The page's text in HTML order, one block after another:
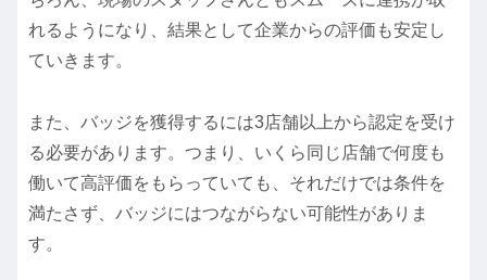
れるようになり、結果として企業からの評価も安定し
ていきます。
また、バッジを獲得するには3店舗以上から認定を受け
る必要があります。つまり、いくら同じ店舗で何度も
働いて高評価をもらっていても、それだけでは条件を
満たさず、バッジにはつながらない可能性がありま
す。